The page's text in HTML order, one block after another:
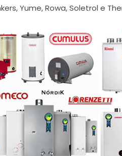
Yume, Rowa, Soletrol e